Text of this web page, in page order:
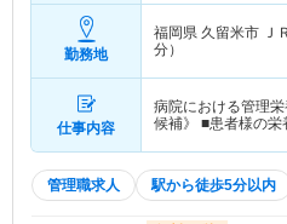
勤務地
福岡県 久留米市 Ｊ
分）
仕事内容
病院における管理
候補》 ■患者様の
管理職求人 駅から徒歩5分以内